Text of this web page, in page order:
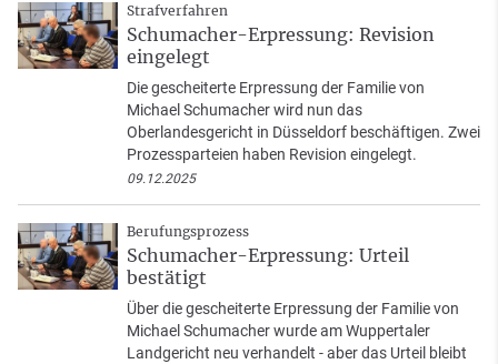
Strafverfahren
Schumacher-Erpressung: Revision
eingelegt
Die gescheiterte Erpressung der Familie von
Michael Schumacher wird nun das
Oberlandesgericht in Düsseldorf beschäftigen. Zwei
Prozessparteien haben Revision eingelegt.
09.12.2025
Berufungsprozess
Schumacher-Erpressung: Urteil
bestätigt
Über die gescheiterte Erpressung der Familie von
Michael Schumacher wurde am Wuppertaler
Landgericht neu verhandelt - aber das Urteil bleibt